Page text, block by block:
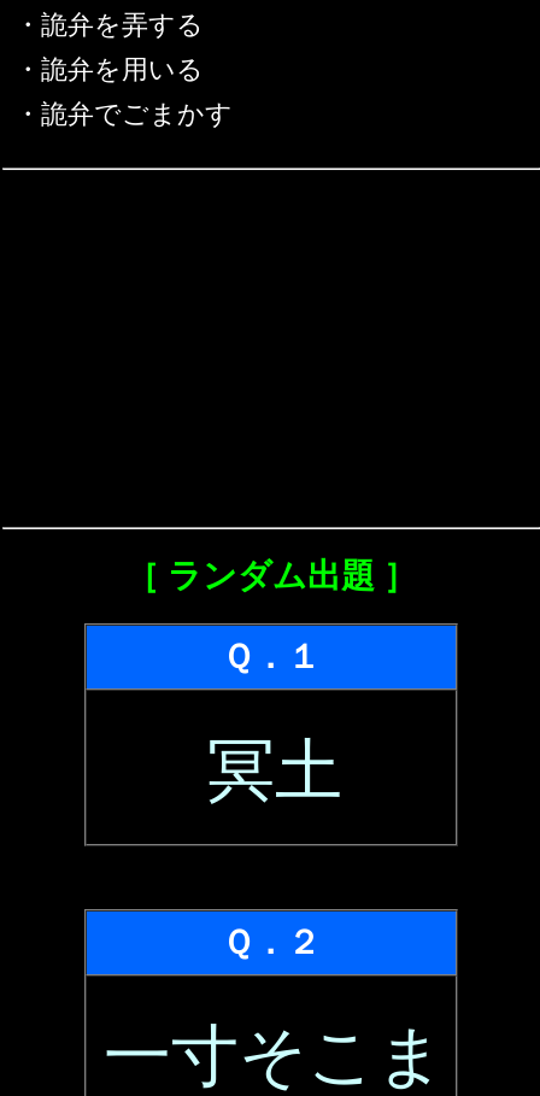
・詭弁を弄する
・詭弁を用いる
・詭弁でごまかす
［ ランダム出題 ］
Ｑ．１
冥土
Ｑ．２
一寸そこま